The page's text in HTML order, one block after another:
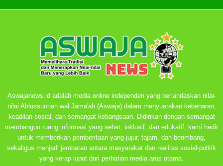
Aswajanews.id adalah media online independen yang berlandaskan nilai-
nilai Ahlussunnah wal Jama'ah (Aswaja) dalam menyuarakan kebenaran,
keadilan sosial, dan semangat kebangsaan. Didirikan dengan semangat
membangun ruang informasi yang sehat, inklusif, dan edukatif, kami hadir
untuk memberikan pemberitaan yang jujur, tajam, dan berimbang,
sekaligus menjadi jembatan antara masyarakat dan realitas sosial-politik
yang kerap luput dari perhatian media arus utama.